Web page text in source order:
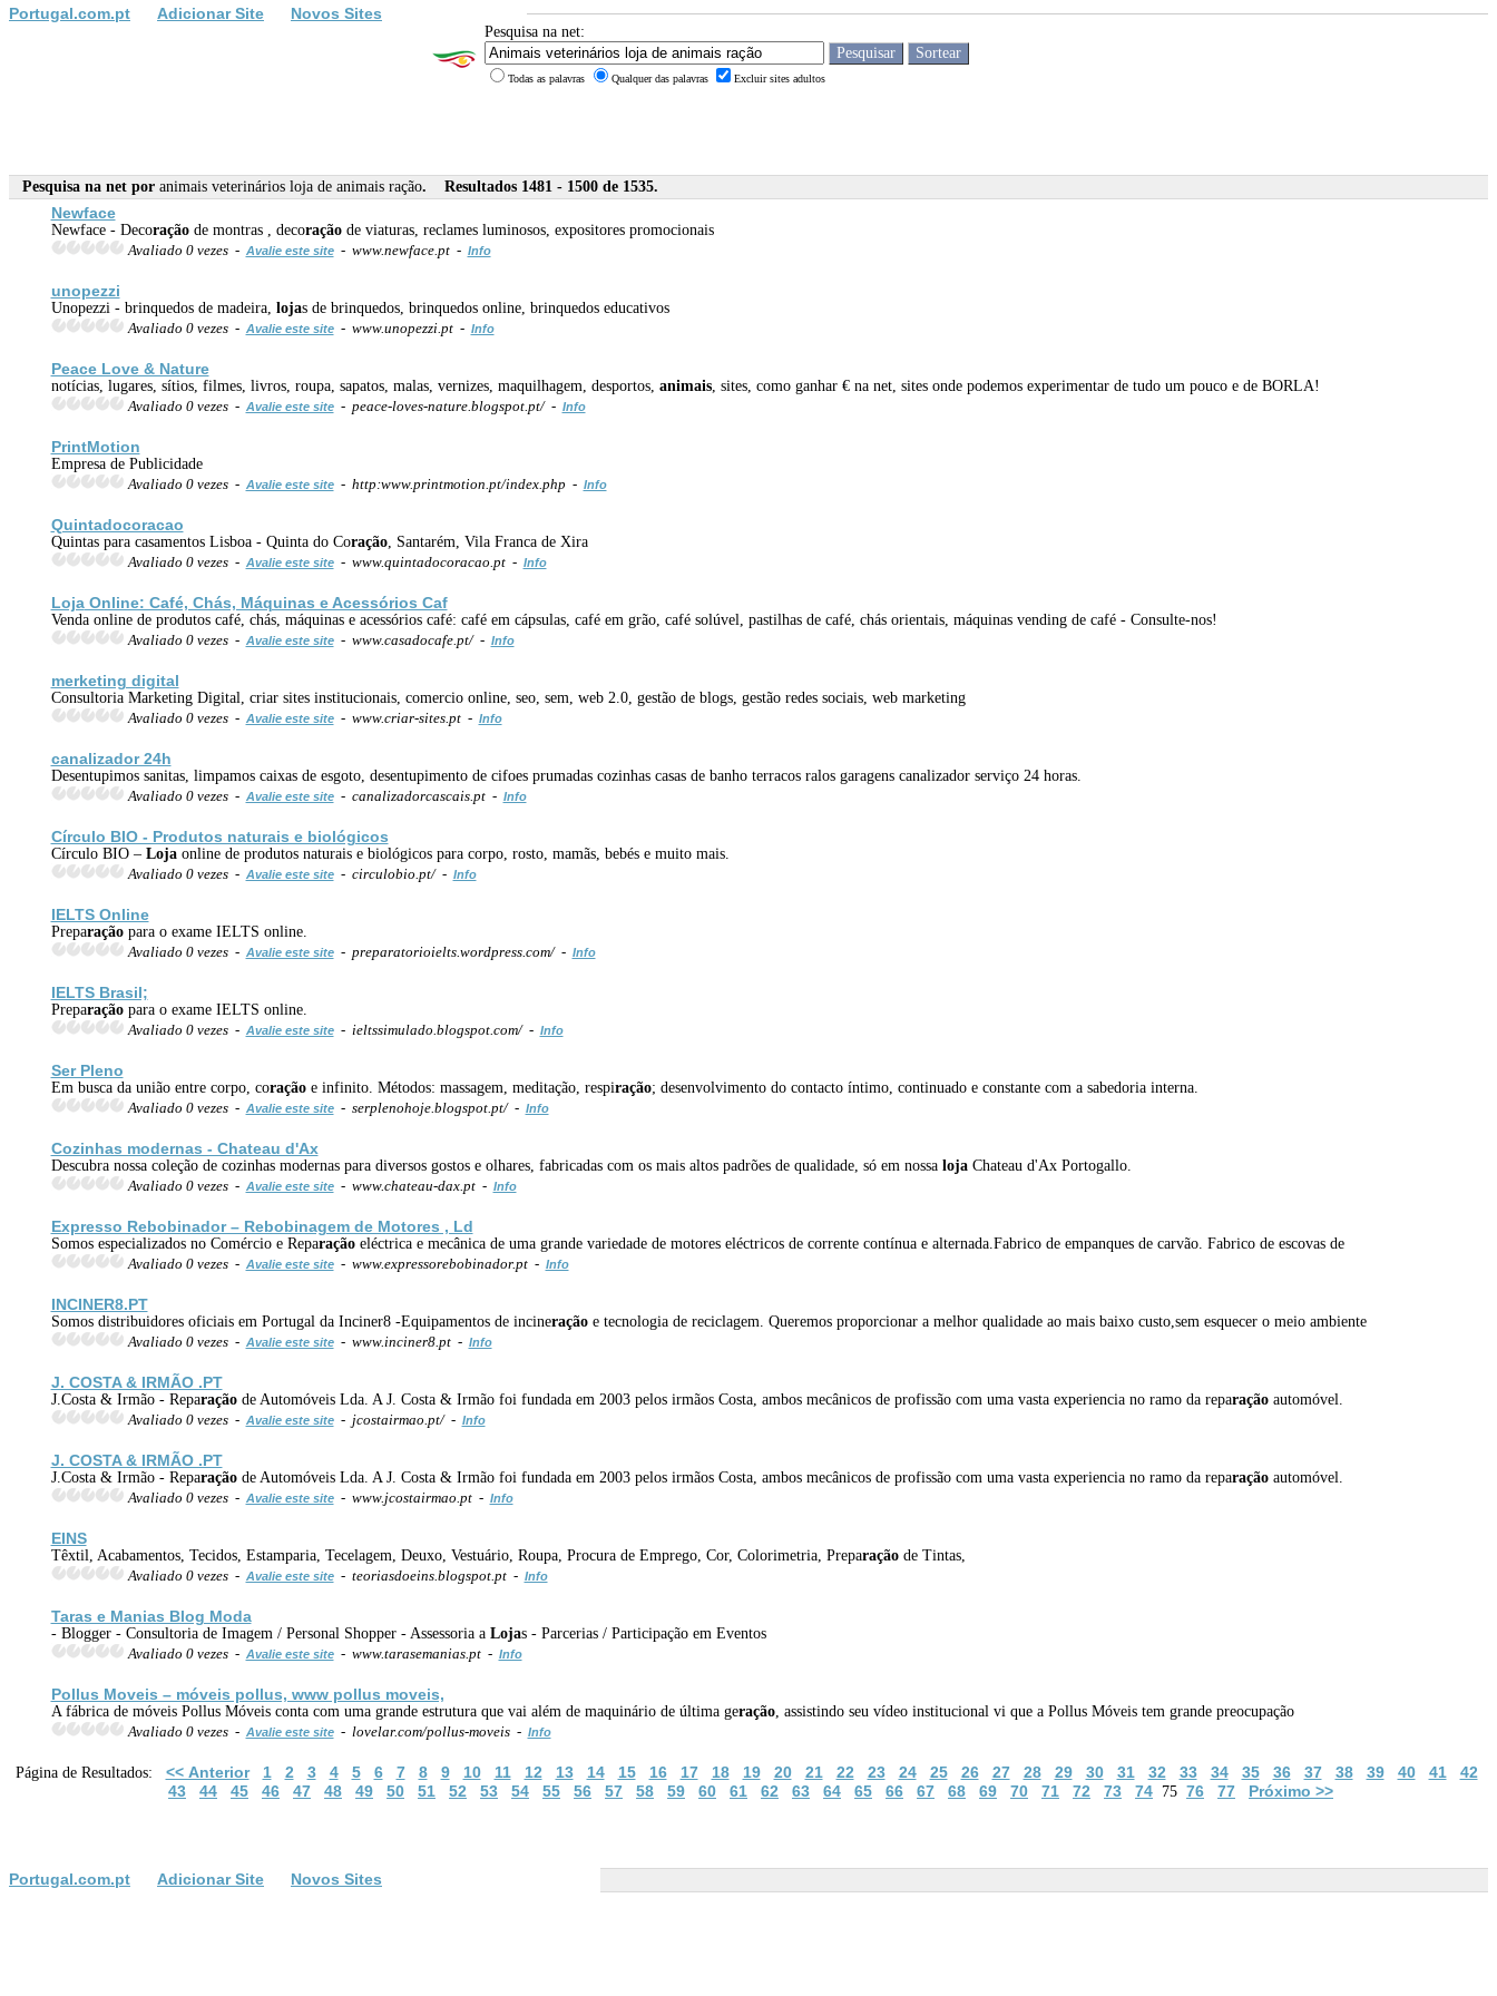
Portugal.com.pt Adicionar Site Novos Sites
Pesquisa na net:
Todas as palavras Qualquer das palavras Excluir sites adultos
Pesquisa na net por animais veterinários loja de animais ração. Resultados 1481 - 1500 de 1535.
Newface
Newface - Decoraçãode montras , decoraçãode viaturas, reclames luminosos, expositores promocionais
Avaliado 0 vezes - Avalie este site- www.newface.pt - Info
unopezzi
Unopezzi - brinquedos de madeira, lojas de brinquedos, brinquedos online, brinquedos educativos
Avaliado 0 vezes - Avalie este site- www.unopezzi.pt - Info
Peace Love & Nature
notícias, lugares, sítios, filmes, livros, roupa, sapatos, malas, vernizes, maquilhagem, desportos, animais, sites, como ganhar € na net, sites onde podemos experimentar de tudo um pouco e de BORLA!
Avaliado 0 vezes - Avalie este site- peace-loves-nature.blogspot.pt/ - Info
PrintMotion
Empresa de Publicidade
Avaliado 0 vezes - Avalie este site- http:www.printmotion.pt/index.php - Info
Quintadocoracao
Quintas para casamentos Lisboa - Quinta do Coração, Santarém, Vila Franca de Xira
Avaliado 0 vezes - Avalie este site- www.quintadocoracao.pt - Info
LojaOnline: Café, Chás, Máquinas e Acessórios Caf
Venda online de produtos café, chás, máquinas e acessórios café: café em cápsulas, café em grão, café solúvel, pastilhas de café, chás orientais, máquinas vending de café - Consulte-nos!
Avaliado 0 vezes - Avalie este site- www.casadocafe.pt/ - Info
merketing digital
Consultoria Marketing Digital, criar sites institucionais, comercio online, seo, sem, web 2.0, gestão de blogs, gestão redes sociais, web marketing
Avaliado 0 vezes - Avalie este site- www.criar-sites.pt - Info
canalizador 24h
Desentupimos sanitas, limpamos caixas de esgoto, desentupimento de cifoes prumadas cozinhas casas de banho terracos ralos garagens canalizador serviço 24 horas.
Avaliado 0 vezes - Avalie este site- canalizadorcascais.pt - Info
Círculo BIO - Produtos naturais e biológicos
Círculo BIO – Lojaonline de produtos naturais e biológicos para corpo, rosto, mamãs, bebés e muito mais.
Avaliado 0 vezes - Avalie este site- circulobio.pt/ - Info
IELTS Online
Preparaçãopara o exame IELTS online.
Avaliado 0 vezes - Avalie este site- preparatorioielts.wordpress.com/ - Info
IELTS Brasil;
Preparaçãopara o exame IELTS online.
Avaliado 0 vezes - Avalie este site- ieltssimulado.blogspot.com/ - Info
Ser Pleno
Em busca da união entre corpo, coraçãoe infinito. Métodos: massagem, meditação, respiração; desenvolvimento do contacto íntimo, continuado e constante com a sabedoria interna.
Avaliado 0 vezes - Avalie este site- serplenohoje.blogspot.pt/ - Info
Cozinhas modernas - Chateau d'Ax
Descubra nossa coleção de cozinhas modernas para diversos gostos e olhares, fabricadas com os mais altos padrões de qualidade, só em nossa lojaChateau d'Ax Portogallo.
Avaliado 0 vezes - Avalie este site- www.chateau-dax.pt - Info
Expresso Rebobinador – Rebobinagem de Motores , Ld
Somos especializados no Comércio e Reparaçãoeléctrica e mecânica de uma grande variedade de motores eléctricos de corrente contínua e alternada.Fabrico de empanques de carvão. Fabrico de escovas de
Avaliado 0 vezes - Avalie este site- www.expressorebobinador.pt - Info
INCINER8.PT
Somos distribuidores oficiais em Portugal da Inciner8 -Equipamentos de incineraçãoe tecnologia de reciclagem. Queremos proporcionar a melhor qualidade ao mais baixo custo,sem esquecer o meio ambiente
Avaliado 0 vezes - Avalie este site- www.inciner8.pt - Info
J. COSTA & IRMÃO .PT
J.Costa & Irmão - Reparaçãode Automóveis Lda. A J. Costa & Irmão foi fundada em 2003 pelos irmãos Costa, ambos mecânicos de profissão com uma vasta experiencia no ramo da reparaçãoautomóvel.
Avaliado 0 vezes - Avalie este site- jcostairmao.pt/ - Info
J. COSTA & IRMÃO .PT
J.Costa & Irmão - Reparaçãode Automóveis Lda. A J. Costa & Irmão foi fundada em 2003 pelos irmãos Costa, ambos mecânicos de profissão com uma vasta experiencia no ramo da reparaçãoautomóvel.
Avaliado 0 vezes - Avalie este site- www.jcostairmao.pt - Info
EINS
Têxtil, Acabamentos, Tecidos, Estamparia, Tecelagem, Deuxo, Vestuário, Roupa, Procura de Emprego, Cor, Colorimetria, Preparaçãode Tintas,
Avaliado 0 vezes - Avalie este site- teoriasdoeins.blogspot.pt - Info
Taras e Manias Blog Moda
- Blogger - Consultoria de Imagem / Personal Shopper - Assessoria a Lojas - Parcerias / Participação em Eventos
Avaliado 0 vezes - Avalie este site- www.tarasemanias.pt - Info
Pollus Moveis – móveis pollus, www pollus moveis,
A fábrica de móveis Pollus Móveis conta com uma grande estrutura que vai além de maquinário de última geração, assistindo seu vídeo institucional vi que a Pollus Móveis tem grande preocupação
Avaliado 0 vezes - Avalie este site- lovelar.com/pollus-moveis - Info
Página de Resultados: << Anterior 1 2 3 4 5 6 7 8 9 10 11 12 13 14 15 16 17 18 19 20 21 22 23 24 25 26 27 28 29 30 31 32 33 34 35 36 37 38 39 40 41
42
43
44 45 46 47 48 49 50 51 52 53 54 55 56 57 58 59 60 61 62 63 64 65 66 67 68 69 70 71 72 73 74 75 76 77 Próximo >>
Portugal.com.pt Adicionar Site Novos Sites